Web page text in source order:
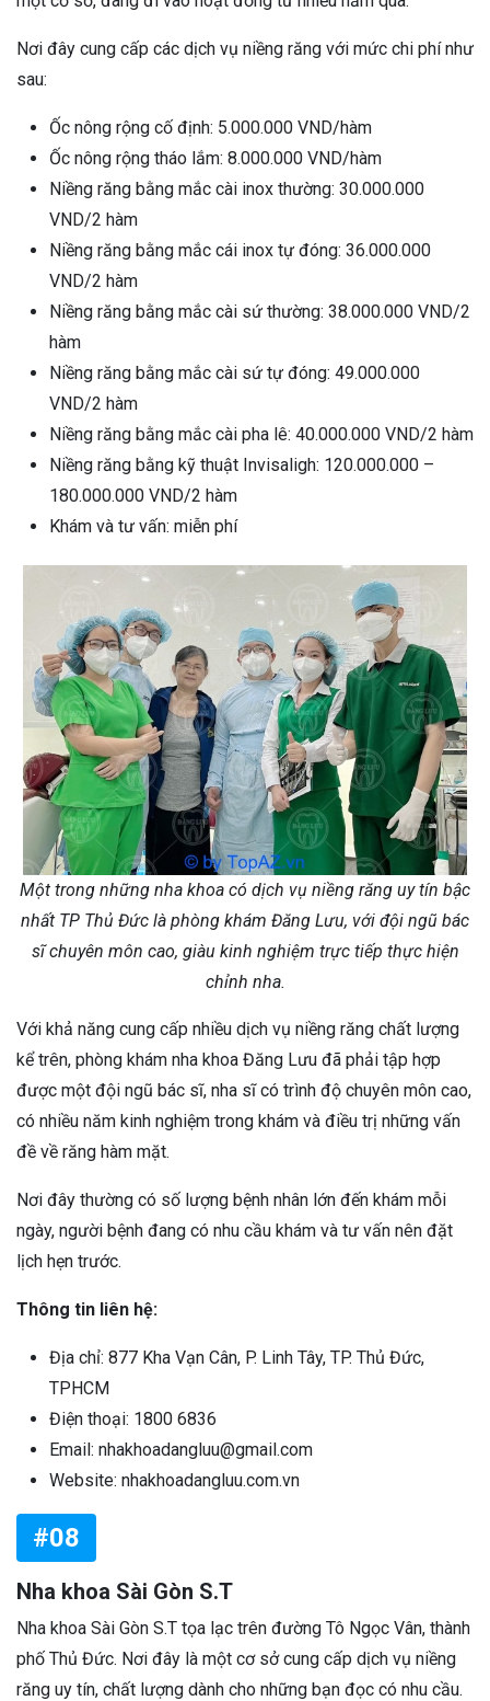
Nơi đây cung cấp các dịch vụ niềng răng với mức chi phí như
sau:
Ốc nông rộng cố định: 5.000.000 VND/hàm
Ốc nông rộng tháo lắm: 8.000.000 VND/hàm
Niềng răng bằng mắc cài inox thường: 30.000.000
VND/2 hàm
Niềng răng bằng mắc cái inox tự đóng: 36.000.000
VND/2 hàm
Niềng răng bằng mắc cài sứ thường: 38.000.000 VND/2
hàm
Niềng răng bằng mắc cài sứ tự đóng: 49.000.000
VND/2 hàm
Niềng răng bằng mắc cài pha lê: 40.000.000 VND/2 hàm
Niềng răng bằng kỹ thuật Invisaligh: 120.000.000 –
180.000.000 VND/2 hàm
Khám và tư vấn: miễn phí
Một trong những nha khoa có dịch vụ niềng răng uy tín bậc
nhất TP Thủ Đức là phòng khám Đăng Lưu, với đội ngũ bác
sĩ chuyên môn cao, giàu kinh nghiệm trực tiếp thực hiện
chỉnh nha.
Với khả năng cung cấp nhiều dịch vụ niềng răng chất lượng
kể trên, phòng khám nha khoa Đăng Lưu đã phải tập hợp
được một đội ngũ bác sĩ, nha sĩ có trình độ chuyên môn cao,
có nhiều năm kinh nghiệm trong khám và điều trị những vấn
đề về răng hàm mặt.
Nơi đây thường có số lượng bệnh nhân lớn đến khám mỗi
ngày, người bệnh đang có nhu cầu khám và tư vấn nên đặt
lịch hẹn trước.
Thông tin liên hệ:
Địa chỉ: 877 Kha Vạn Cân, P. Linh Tây, TP. Thủ Đức,
TPHCM
Điện thoại: 1800 6836
Email: nhakhoadangluu@gmail.com
Website: nhakhoadangluu.com.vn
#08
Nha khoa Sài Gòn S.T
Nha khoa Sài Gòn S.T tọa lạc trên đường Tô Ngọc Vân, thành
phố Thủ Đức. Nơi đây là một cơ sở cung cấp dịch vụ niềng
răng uy tín, chất lượng dành cho những bạn đọc có nhu cầu.